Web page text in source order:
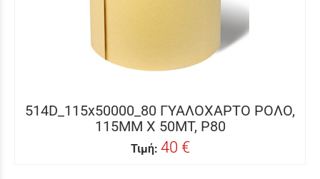
514D_115x50000_80 ΓΥΑΛΟΧΑΡΤΟ ΡΟΛΟ,
115MM X 50MΤ, P80
Τιμή: 40 €